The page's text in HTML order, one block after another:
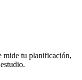
mide tu planificación,